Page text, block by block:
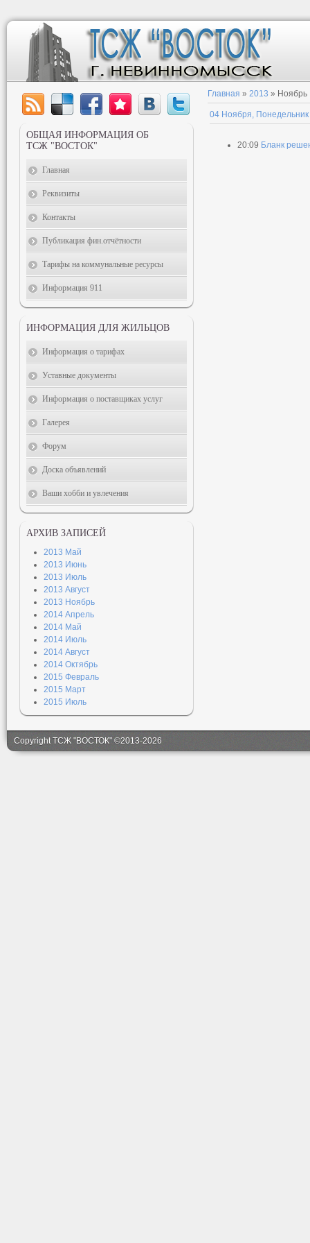
Главная » 2013 » Ноябрь
04 Ноября, Понедельник
20:09 Бланк
ОБЩАЯ ИНФОРМАЦИЯ ОБ
ТСЖ "ВОСТОК"
Главная
Реквизиты
Контакты
Публикация фин.отчётности
Тарифы на коммунальные ресурсы
Информация 911
ИНФОРМАЦИЯ ДЛЯ ЖИЛЬЦОВ
Информация о тарифах
Уставные документы
Информация о поставщиках услуг
Галерея
Форум
Доска объявлений
Ваши хобби и увлечения
АРХИВ ЗАПИСЕЙ
2013 Май
2013 Июнь
2013 Июль
2013 Август
2013 Ноябрь
2014 Апрель
2014 Май
2014 Июль
2014 Август
2014 Октябрь
2015 Февраль
2015 Март
2015 Июль
Copyright ТСЖ "ВОСТОК" ©2013-2026